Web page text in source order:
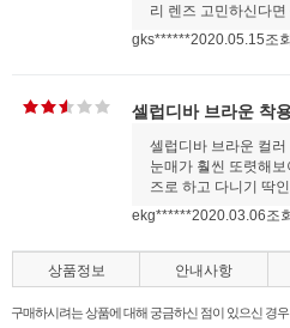
리 렌즈 고민하신다
gks******2020.05.15조
셀럽디바 브라운 착
셀럽디바 브라운 컬
눈매가 훨씬 또렷해
즈로 하고 다니기 딱
ekg******2020.03.06조
상품정보 안내사항
구매하시려는 상품에 대해 궁금하신 점이 있으신 경우